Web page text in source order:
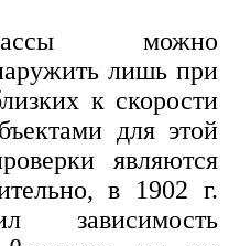
можно
лишь при
к скорости
для этой
являются
в 1902 г.
зависимость